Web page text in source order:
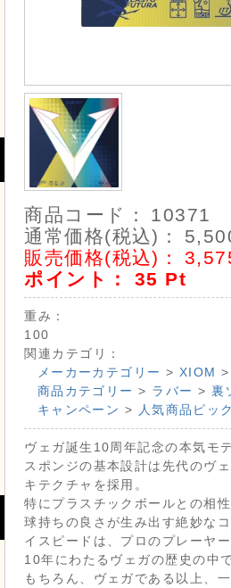
商品コード：
10371
通常価格(税込)：
販売価格(税込)：
ポイント： 35 Pt
重み：
100
関連カテゴリ：
メーカーカテゴリー > XIOM
商品カテゴリー > ラバー > 裏
キャンペーン > 人気商品ピッ
ヴェガ誕生10周年記念の本気モ
スポンジの基本設計は先代のヴ
キテクチャを採用。
特にプラスチックボールとの相
球持ちの良さが生み出す絶妙な
イスピードは、プロのプレーヤ
10年にわたるヴェガの歴史の中
もちろん、ヴェガである以上、